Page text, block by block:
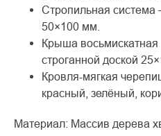
Стропильная система
50×100 мм.
Крыша
строганной доской
Кровля-мягкая
красный, зелёный,
Материал: Массив дерева